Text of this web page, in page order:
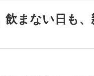
まない日も